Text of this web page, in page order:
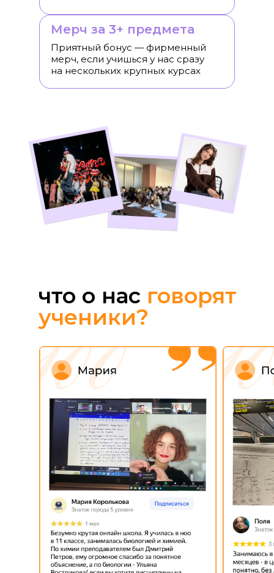
Мерч за 3+ предмета
Приятный бонус — фирменный
мерч, если учишься у нас сразу
на нескольких крупных курсах
что о нас говорят
ученики?